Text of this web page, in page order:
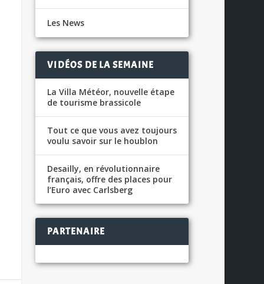
Les News
VIDÉOS DE LA SEMAINE
La Villa Météor, nouvelle étape
de tourisme brassicole
Tout ce que vous avez toujours
voulu savoir sur le houblon
Desailly, en révolutionnaire
français, offre des places pour
l’Euro avec Carlsberg
PARTENAIRE